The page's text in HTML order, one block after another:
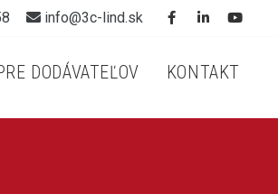
info@3c-lind.sk
DODÁVATEĽOV KONTAKT